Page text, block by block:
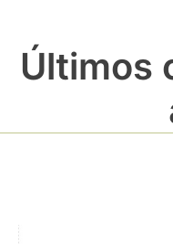
Últimos